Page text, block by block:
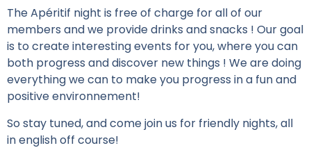
The Apéritif night is free of charge for all of our
members and we provide drinks and snacks ! Our goal
is to create interesting events for you, where you can
both progress and discover new things ! We are doing
everything we can to make you progress in a fun and
positive environnement!
So stay tuned, and come join us for friendly nights, all
in english off course!